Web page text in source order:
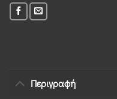
Περιγραφή